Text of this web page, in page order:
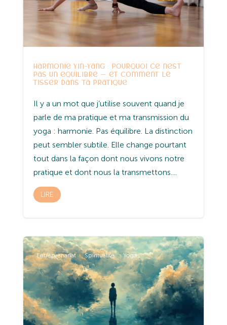
Harmonie Yin-Yang : pourquoi ce n’est
pas un équilibre — et comment le
tisser dans ta pratique
Il y a un mot que j’utilise souvent quand je
parle de ma pratique et ma transmission du
yoga : harmonie. Pas équilibre. La distinction
peut sembler subtile. Elle change pourtant
tout dans la façon dont nous vivons notre
pratique et dont nous la transmettons....
LIRE
Entreprenariat Spiritualité Yoga